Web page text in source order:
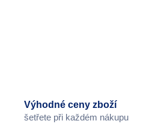
Výhodné ceny zboží
šetřete při každém nákupu